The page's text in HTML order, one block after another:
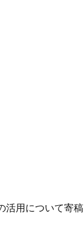
活用について寄稿